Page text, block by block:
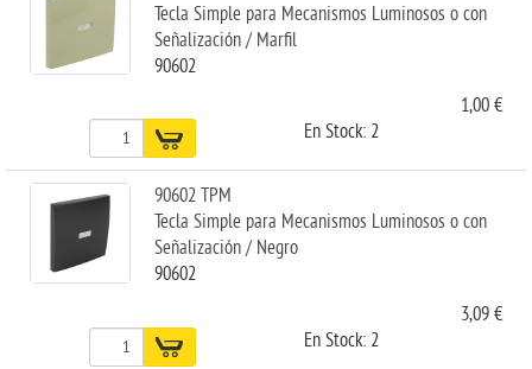
Tecla Simple para Mecanismos Luminosos o con
Señalización / Marfil
90602
1,00 €
En Stock: 2
90602 TPM
Tecla Simple para Mecanismos Luminosos o con
Señalización / Negro
90602
3,09 €
En Stock: 2